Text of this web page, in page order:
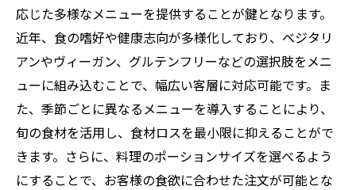
応じた多様なメニューを提供することが鍵となります。
近年、食の嗜好や健康志向が多様化しており、ベジタリ
アンやヴィーガン、グルテンフリーなどの選択肢をメニ
ューに組み込むことで、幅広い客層に対応可能です。ま
た、季節ごとに異なるメニューを導入することにより、
旬の食材を活用し、食材ロスを最小限に抑えることがで
きます。さらに、料理のポーションサイズを選べるよう
にすることで、お客様の食欲に合わせた注文が可能とな